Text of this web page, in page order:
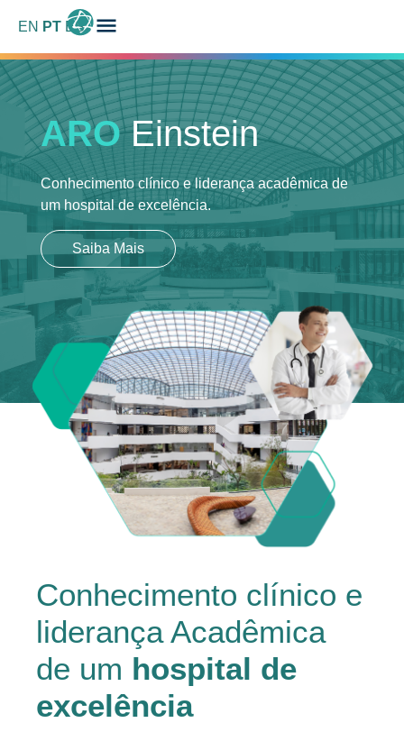
EN PT ES
ARO Einstein
Conhecimento clínico e liderança acadêmica de
um hospital de excelência.
Saiba Mais
Conhecimento clínico e
liderança Acadêmica
de um hospital de
excelência